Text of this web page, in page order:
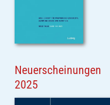
Neuerscheinungen
2025